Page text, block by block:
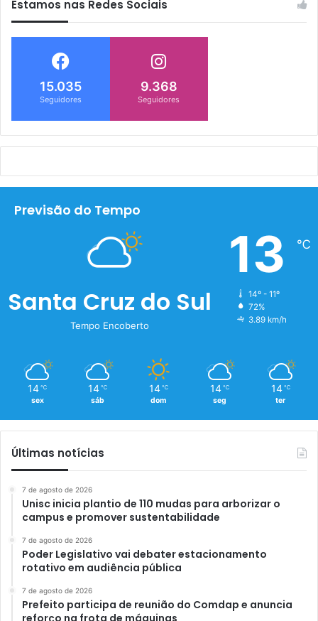
Estamos nas Redes Sociais
15.035
Seguidores
9.368
Seguidores
Previsão do Tempo
Santa Cruz do Sul
Tempo Encoberto
13 ℃
14º - 11º
72%
3.89 km/h
14 ℃
sex
14 ℃
sáb
14 ℃
dom
14 ℃
seg
14 ℃
ter
Últimas notícias
7 de agosto de 2026
Unisc inicia plantio de 110 mudas para arborizar o
campus e promover sustentabilidade
7 de agosto de 2026
Poder Legislativo vai debater estacionamento
rotativo em audiência pública
7 de agosto de 2026
Prefeito participa de reunião do Comdap e anuncia
reforço na frota de máquinas